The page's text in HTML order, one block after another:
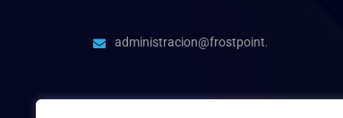
administracion@frostpoint.es